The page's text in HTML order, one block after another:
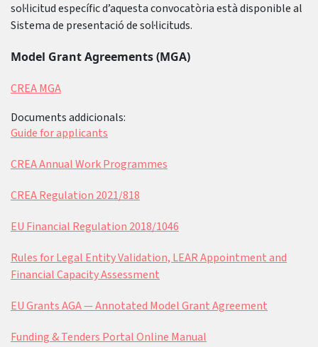
sol·licitud específic d’aquesta convocatòria està disponible al
Sistema de presentació de sol·licituds.
Model Grant Agreements (MGA)
CREA MGA
Documents addicionals:
Guide for applicants
CREA Annual Work Programmes
CREA Regulation 2021/818
EU Financial Regulation 2018/1046
Rules for Legal Entity Validation, LEAR Appointment and
Financial Capacity Assessment
EU Grants AGA — Annotated Model Grant Agreement
Funding & Tenders Portal Online Manual